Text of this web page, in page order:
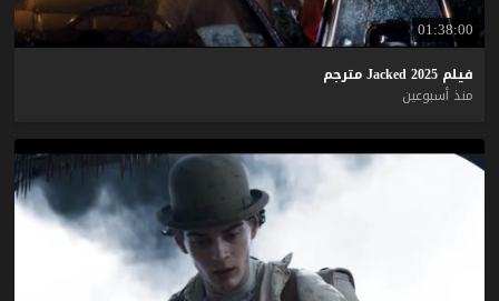
01:38:00
فيلم Jacked 2025
مترجم
منذ أسبوعين